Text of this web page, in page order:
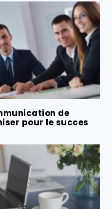
de
pour le succes